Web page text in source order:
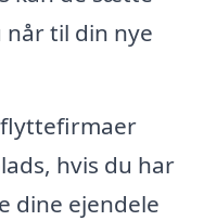
til din nye
hvis du har
dine ejendele